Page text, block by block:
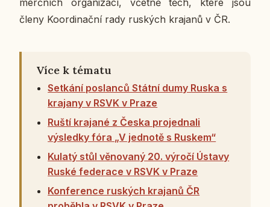
členy Ko­or­di­nač­ní rady rus­kých kra­ja­nů v ČR.
Více k tématu
Setkání poslanců Státní dumy Ruska s
krajany v RSVK v Praze
Ruští krajané z Česka projednali
výsledky fóra „V jednotě s Ruskem“
Kulatý stůl věnovaný 20. výročí Ústavy
Ruské federace v RSVK v Praze
Konference ruských krajanů ČR